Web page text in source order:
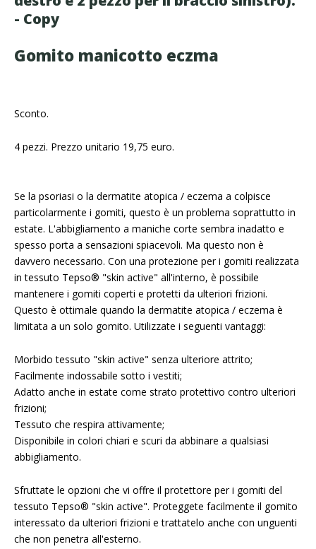
- Copy
Gomito manicotto eczma
Sconto.
4 pezzi. Prezzo unitario 19,75 euro.
Se la psoriasi o la dermatite atopica / eczema a colpisce
particolarmente i gomiti, questo è un problema soprattutto in
estate. L'abbigliamento a maniche corte sembra inadatto e
spesso porta a sensazioni spiacevoli. Ma questo non è
davvero necessario. Con una protezione per i gomiti realizzata
in tessuto Tepso® "skin active" all'interno, è possibile
mantenere i gomiti coperti e protetti da ulteriori frizioni.
Questo è ottimale quando la dermatite atopica / eczema è
limitata a un solo gomito. Utilizzate i seguenti vantaggi:
Morbido tessuto "skin active" senza ulteriore attrito;
Facilmente indossabile sotto i vestiti;
Adatto anche in estate come strato protettivo contro ulteriori
frizioni;
Tessuto che respira attivamente;
Disponibile in colori chiari e scuri da abbinare a qualsiasi
abbigliamento.
Sfruttate le opzioni che vi offre il protettore per i gomiti del
tessuto Tepso® "skin active". Proteggete facilmente il gomito
interessato da ulteriori frizioni e trattatelo anche con unguenti
che non penetra all'esterno.